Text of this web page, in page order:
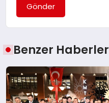
Gönder
Benzer Haberler